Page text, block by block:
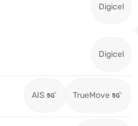
Digicel
Digicel
AIS TrueMove